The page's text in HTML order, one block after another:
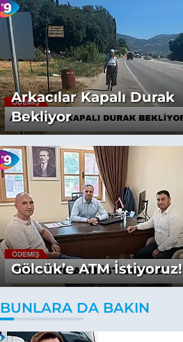
Arkacılar Kapalı Durak
Bekliyor
Gölcük’e ATM İstiyoruz!
BUNLARA DA BAKIN